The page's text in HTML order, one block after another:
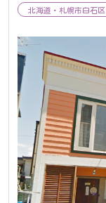
北海道 札幌市白石区